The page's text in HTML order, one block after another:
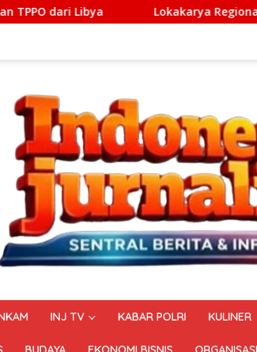
Lokakarya Regional Knowledge Sharing of
INJ TV KABAR POLRI KULINER